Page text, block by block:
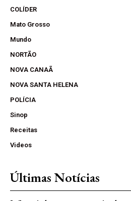
COLÍDER
Mato Grosso
Mundo
NORTÃO
NOVA CANAÃ
NOVA SANTA HELENA
POLÍCIA
Sinop
Receitas
Videos
Últimas Notícias